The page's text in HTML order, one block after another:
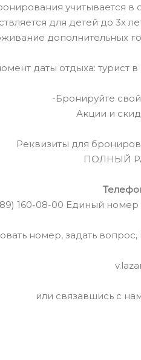
учитывается
для детей до 3х
дополнительных
даты отдыха:
-Бронируйте
Акции и
Реквизиты для
ПОЛНЫЙ
160-08-00 Единый
номер, задать
или связавшись с